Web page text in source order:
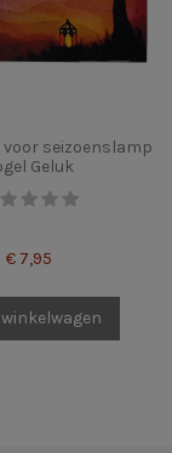
seizoenslamp
Geluk
€ 7,95